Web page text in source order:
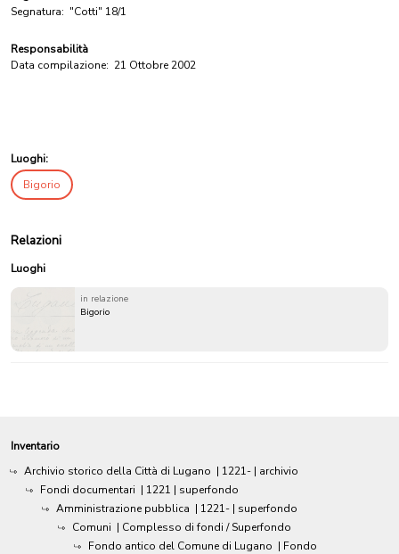
Segnatura: "Cotti" 18/1
Responsabilità
Data compilazione: 21 Ottobre 2002
Luoghi:
Bigorio
Relazioni
Luoghi
in relazione
Bigorio
Inventario
Archivio storico della Città di Lugano | 1221- | archivio
Fondi documentari | 1221 | superfondo
Amministrazione pubblica | 1221- | superfondo
Comuni | Complesso di fondi / Superfondo
Fondo antico del Comune di Lugano | Fondo